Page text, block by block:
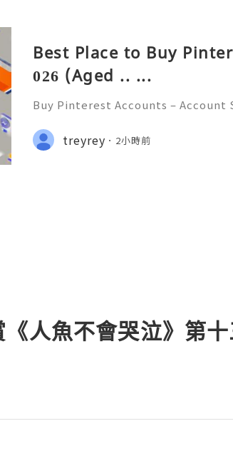
Best Place to Buy
026 (Aged .. ...
Buy Pinterest Accounts –
💫🌐✨💎Fast & Reliable 24/7
💎WhatsApp :+1 (506) 541-7768
treyrey 2小時前
《人魚不會哭泣》第